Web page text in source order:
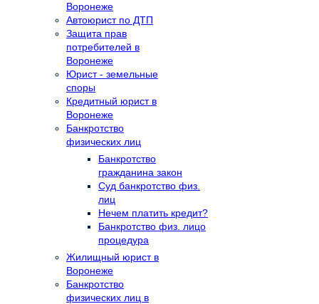
Воронеже
Автоюрист по ДТП
Защита прав
потребителей в
Воронеже
Юрист - земельные
споры
Кредитный юрист в
Воронеже
Банкротство
физических лиц
Банкротство
гражданина закон
Суд банкротство физ.
лиц
Нечем платить кредит?
Банкротство физ. лицо
процедура
Жилищный юрист в
Воронеже
Банкротство
физических лиц в